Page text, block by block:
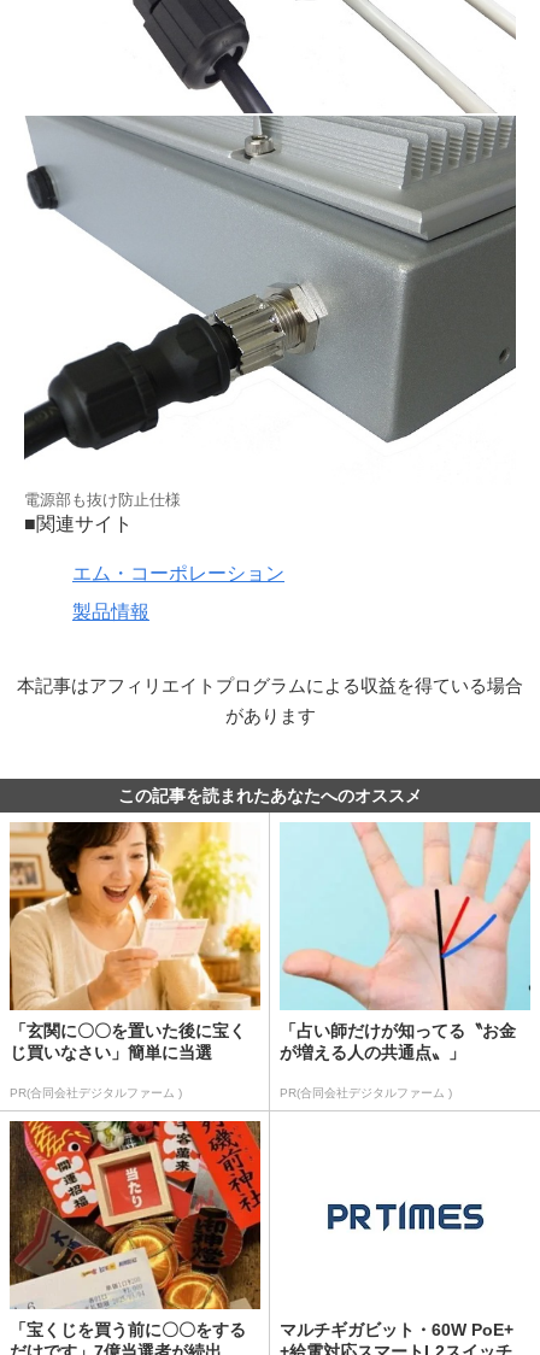
電源部も抜け防止仕様
■関連サイト
エム・コーポレーション
製品情報
本記事はアフィリエイトプログラムによる収益を得ている場合
があります
この記事を読まれたあなたへのオススメ
「玄関に〇〇を置いた後に宝く
じ買いなさい」簡単に当選
PR(合同会社デジタルファーム )
「占い師だけが知ってる〝お金
が増える人の共通点〟」
PR(合同会社デジタルファーム )
「宝くじを買う前に〇〇をする
マルチギガビット・60W PoE+